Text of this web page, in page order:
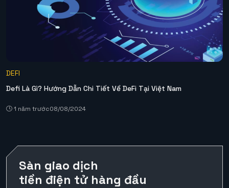
DEFI
Defi Là Gì? Hướng Dẫn Chi Tiết Về DeFi Tại Việt Nam
1 năm trước08/08/2024
Sàn giao dịch
tiền điện tử hàng đầu